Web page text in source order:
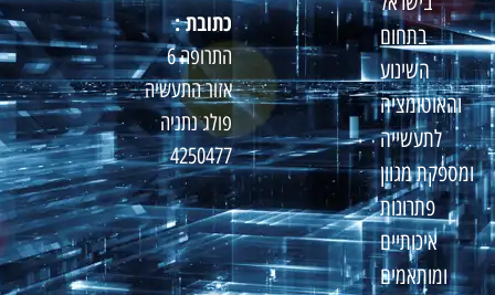
בתחום
השינוע
והאוטומציה
לתעשייה
ומספקת מגוון
פתרונות
איכותיים
ומותאמים
כתובת :
התרופה 6
אזור התעשיה
פולג נתניה
4250477